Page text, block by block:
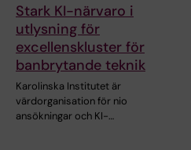
Stark KI-närvaro i
utlysning för
excellenskluster för
banbrytande teknik
Karolinska Institutet är
värdorganisation för nio
ansökningar och KI-…